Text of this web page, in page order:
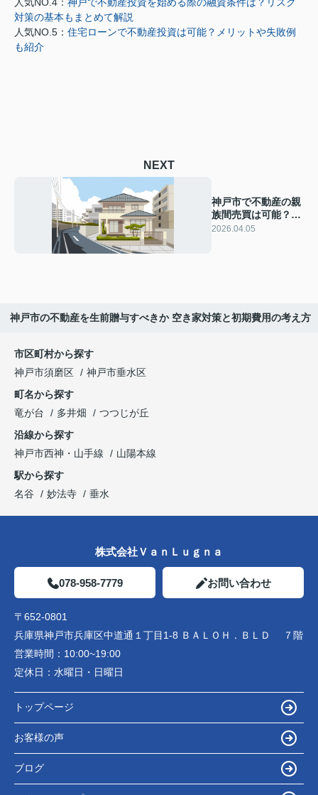
人気NO.4： 神戸で不動産投資を始める際の融資条件は？リスク
対策の基本もまとめて解説
人気NO.5： 住宅ローンで不動産投資は可能？メリットや失敗例
も紹介
NEXT
神戸市で不動産の親
族間売買は可能？
贈与税と住宅ローン
2026.04.05
神戸市の不動産を生前贈与すべきか 空き家対策と初期費用の考え方
市区町村から探す
神戸市須磨区
神戸市垂水区
町名から探す
竜が台
多井畑
つつじが丘
沿線から探す
神戸市西神・山手線
山陽本線
駅から探す
名谷
妙法寺 垂水
株式会社ＶａｎＬｕｇｎａ
078-958-7779 お問い合わせ
〒652-0801
兵庫県神戸市兵庫区中道通１丁目1-8 ＢＡＬＯＨ．ＢＬＤ ７階
営業時間： 10:00~19:00
定休日： 水曜日・日曜日
トップページ
お客様の声
ブログ